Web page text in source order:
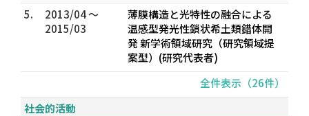
5.
2013/04 ～
2015/03
薄膜構造と光特性の融合による
温感型発光性鎖状希土類錯体開
発 新学術領域研究（研究領域提
案型）(研究代表者)
全件表示（26件）
社会的活動